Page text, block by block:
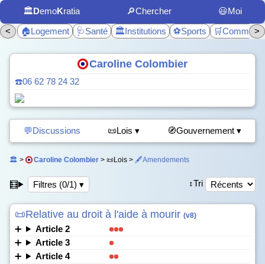
🏛️DemoKratia 🔎Chercher
😃Moi
<
🏠Logement 🩺Santé 🏛️Institutions ⚽Sports >
Caroline Colombier
☎️06 62 78 24 32
💬Discussions 📜Lois ▾ 🧭Gouvernement ▾
🏛️ > Caroline Colombier > 📜Lois > 🖋️Amendements
🧮 Filtres (0/1) ▾ ↕️Tri
📜Relative au droit à l'aide à mourir (v8)
Article 2
Article 3
Article 4